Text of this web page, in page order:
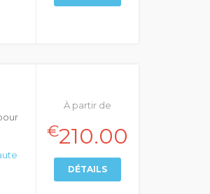
À partir de
€210.00
DÉTAILS